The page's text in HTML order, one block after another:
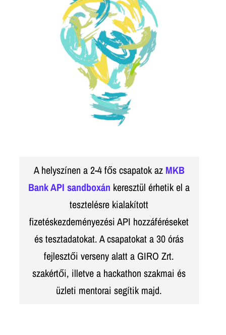
A helyszínen a 2-4 fős csapatok az MKB
Bank API sandboxán keresztül érhetik el a
tesztelésre kialakított
fizetéskezdeményezési API hozzáféréseket
és tesztadatokat. A csapatokat a 30 órás
fejlesztői verseny alatt a GIRO Zrt.
szakértői, illetve a hackathon szakmai és
üzleti mentorai segítik majd.